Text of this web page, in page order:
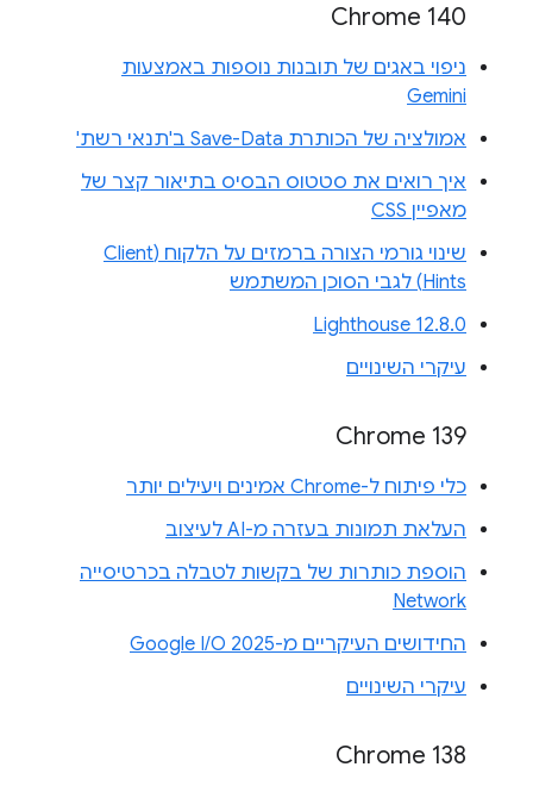
Chrome 140
ניפוי באגים של תובנות נוספות באמצעות
Gemini
אמולציה של הכותרת Save-Data ב'תנאי רשת'
איך רואים את סטטוס הבסיס בתיאור קצר של
מאפיין CSS
שינוי גורמי הצורה ברמזים על הלקוח (Client
Hints) לגבי הסוכן המשתמש
Lighthouse 12.8.0
עיקרי השינויים
Chrome 139
כלי פיתוח ל-Chrome אמינים ויעילים יותר
העלאת תמונות בעזרה מ-AI לעיצוב
הוספת כותרות של בקשות לטבלה בכרטיסייה
Network
החידושים העיקריים מ-Google I/O 2025
עיקרי השינויים
Chrome 138